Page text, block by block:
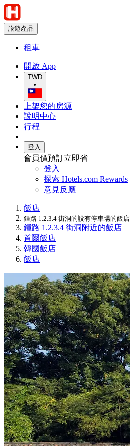
旅遊產品
租車
開啟 App
TWD
•
上架您的房源
說明中心
行程
登入
會員價預訂立即省
登入
探索 Hotels.com Rewards
意見反應
飯店
鍾路 1.2.3.4 街洞的設有停車場的飯店
鍾路 1.2.3.4 街洞附近的飯店
首爾飯店
韓國飯店
飯店